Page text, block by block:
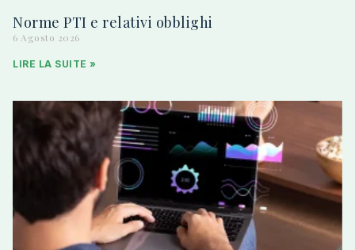
Norme PTI e relativi obblighi
6 Agosto 2026
LIRE LA SUITE »